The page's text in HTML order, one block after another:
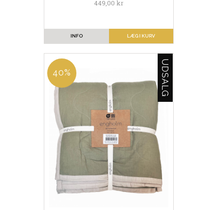
449,00 kr
LÆG I KURV
INFO
40% UDSALG